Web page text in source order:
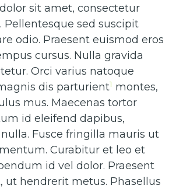
sit amet, consectetur
Pellentesque sed suscipit
odio. Praesent euismod eros
cursus. Nulla gravida
Orci varius natoque
dis parturient1 montes,
mus. Maecenas tortor
id eleifend dapibus,
Fusce fringilla mauris ut
Curabitur et leo et
id vel dolor. Praesent
ut hendrerit metus. Phasellus